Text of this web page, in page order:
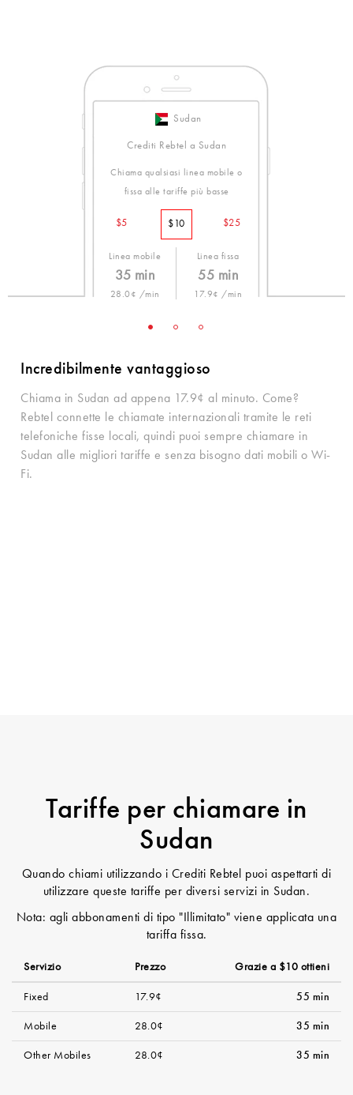
Sudan
Crediti Rebtel a Sudan
Chiama qualsiasi linea mobile o
fissa alle tariffe più basse
$5 $10 $25
Linea mobile
35 min
28.0¢ /min
Linea fissa
55 min
17.9¢ /min
Incredibilmente vantaggioso
Chiama in Sudan ad appena 17.9¢ al minuto. Come?
Rebtel connette le chiamate internazionali tramite le reti
telefoniche fisse locali, quindi puoi sempre chiamare in
Sudan alle migliori tariffe e senza bisogno dati mobili o Wi-
Fi.
Tariffe per chiamare in
Sudan
Quando chiami utilizzando i Crediti Rebtel puoi aspettarti di
utilizzare queste tariffe per diversi servizi in Sudan.
Nota: agli abbonamenti di tipo "Illimitato" viene applicata una
tariffa fissa.
Servizio Prezzo Grazie a $10 ottieni
Fixed 17.9¢ 55 min
Mobile 28.0¢ 35 min
Other Mobiles 28.0¢ 35 min